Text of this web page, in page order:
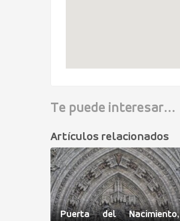
Te puede interesar...
Artículos relacionados
Puerta del Nacimiento,